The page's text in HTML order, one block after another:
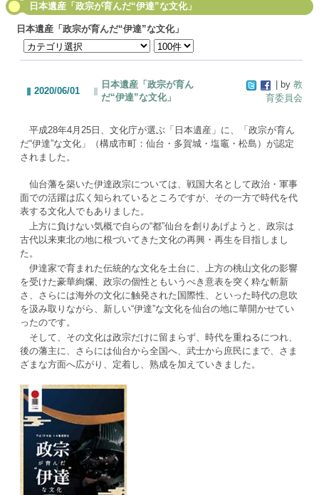
日本遺産「政宗が育んだ“伊達”な文化」
日本遺産「政宗が育んだ“伊達”な文化」
2020/06/01
日本遺産「政宗が育ん
だ“伊達”な文化」
| by 教
育委員会
平成28年4月25日、文化庁が選ぶ「日本遺産」に、「政宗が育ん
だ“伊達”な文化」（構成市町：仙台・多賀城・塩竈・松島）が認定
されました。
仙台藩を築いた伊達政宗については、戦国大名として政治・軍事
面での活躍は広く知られているところですが、その一方で時代を代
表する文化人でもありました。
上方に負けない気概で自らの“都”仙台を創りあげようと、政宗は
古代以来東北の地に根づいてきた文化の再興・再生を目指しまし
た。
伊達家で育まれた伝統的な文化を土台に、上方の桃山文化の影響
を受けた豪華絢爛、政宗の個性ともいうべき意表を突く粋な斬新
さ、さらには海外の文化に触発された国際性、といった時代の息吹
を汲み取りながら、新しい“伊達”な文化を仙台の地に華開かせてい
ったのです。
そして、その文化は政宗だけに留まらず、時代を重ねるにつれ、
後の藩主に、さらには仙台から全国へ、武士から庶民にまで、さま
ざまな方面へ広がり、定着し、熟成を加えていきました。